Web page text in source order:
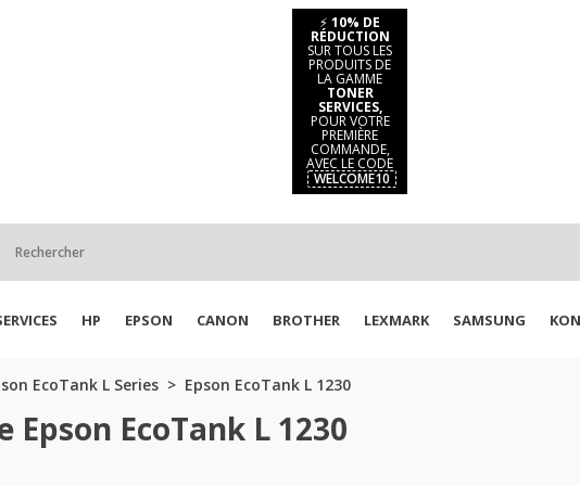
⚡ 10% DE
RÉDUCTION
SUR TOUS LES
PRODUITS DE
LA GAMME
TONER
SERVICES,
POUR VOTRE
PREMIÈRE
COMMANDE,
AVEC LE CODE
WELCOME10
HP EPSON CANON BROTHER LEXMARK SAMSUNG
EcoTank L Series Epson EcoTank L 1230
EcoTank L 1230